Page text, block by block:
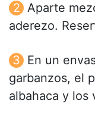
Aparte
aderezo.
En un
garbanzos, el
albahaca y los